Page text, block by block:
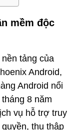
mềm độc
tảng của
Android,
Android nổi
8 năm
vụ hỗ trợ truy
thu thập